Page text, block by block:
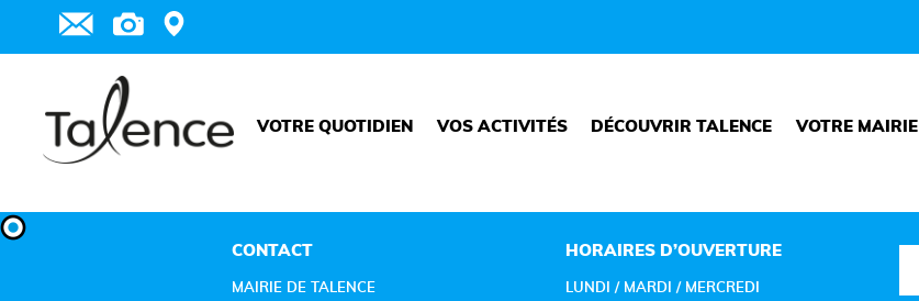
VOTRE QUOTIDIEN VOS ACTIVITÉS DÉCOUVRIR TALENCE VOTRE MAIRIE
CONTACT
MAIRIE DE TALENCE
HORAIRES D’OUVERTURE
LUNDI / MARDI / MERCREDI